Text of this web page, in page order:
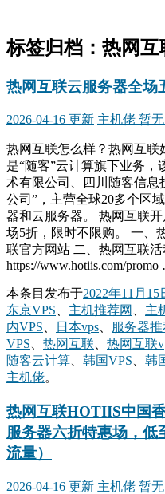
标签归档： 热网互
热网互联云服务器全场
2026-04-16 更新 主机佬 暂
热网互联怎么样？热网互联
是“随客”云计算旗下业务，
术有限公司、四川随客信息
公司”，主营全球20多个区
器和云服务器。 热网互联
场5折，限时不限购。 一、
联官方网站 二、热网互联活
https://www.hotiis.com/
本条目发布于2022年11月15
东京VPS
主机推荐网 主
内VPS
日本vps 服务器推
VPS
热网互联 热网互联
随客云计算
韩国VPS 韩
主机佬。
热网互联HOTIIS中国
服务器六折特惠场，低
流量）
2026-04-16 更新 主机佬 暂